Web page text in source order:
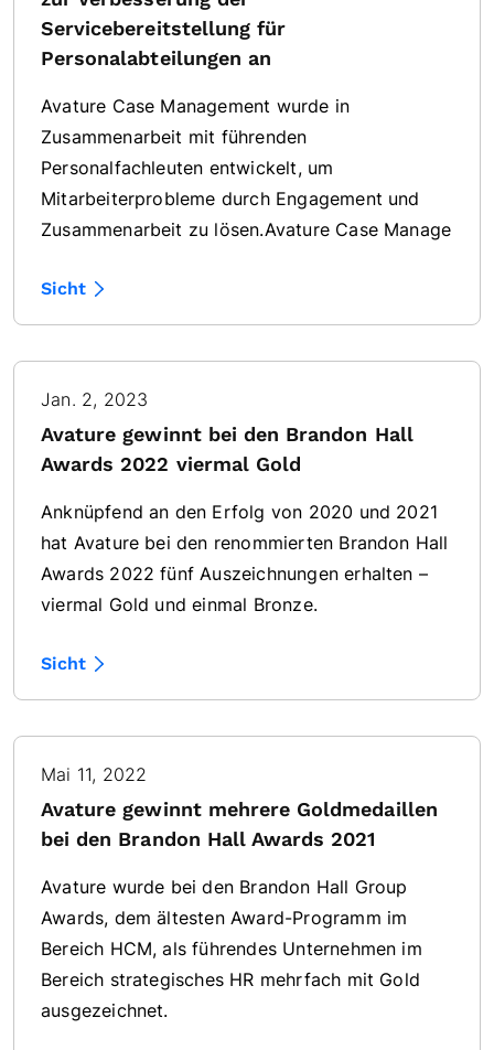
Servicebereitstellung für
Personalabteilungen an
Avature Case Management wurde in
Zusammenarbeit mit führenden
Personalfachleuten entwickelt, um
Mitarbeiterprobleme durch Engagement und
Zusammenarbeit zu lösen.Avature Case Manage
Sicht
Jan. 2, 2023
Avature gewinnt bei den Brandon Hall
Awards 2022 viermal Gold
Anknüpfend an den Erfolg von 2020 und 2021
hat Avature bei den renommierten Brandon Hall
Awards 2022 fünf Auszeichnungen erhalten –
viermal Gold und einmal Bronze.
Sicht
Mai 11, 2022
Avature gewinnt mehrere Goldmedaillen
bei den Brandon Hall Awards 2021
Avature wurde bei den Brandon Hall Group
Awards, dem ältesten Award-Programm im
Bereich HCM, als führendes Unternehmen im
Bereich strategisches HR mehrfach mit Gold
ausgezeichnet.